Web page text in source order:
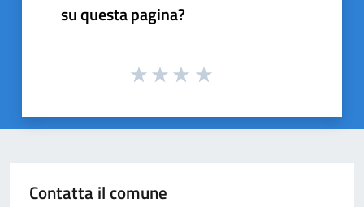
su questa pagina?
Contatta il comune